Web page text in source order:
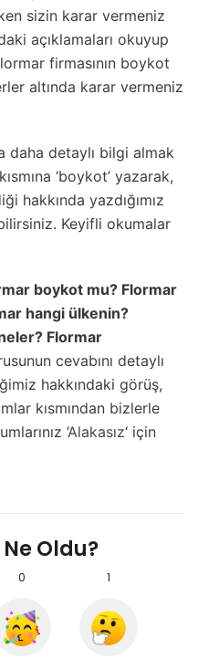
sizin karar vermeniz
açıklamaları okuyup
firmasının boykot
altında karar vermeniz
daha detaylı bilgi almak
‘boykot’ yazarak,
hakkında yazdığımız
Keyifli okumalar
boykot mu? Flormar
hangi ülkenin?
Flormar
cevabını detaylı
hakkındaki görüş,
kısmından bizlerle
‘Alakasız‘ için
Oldu?
0 1